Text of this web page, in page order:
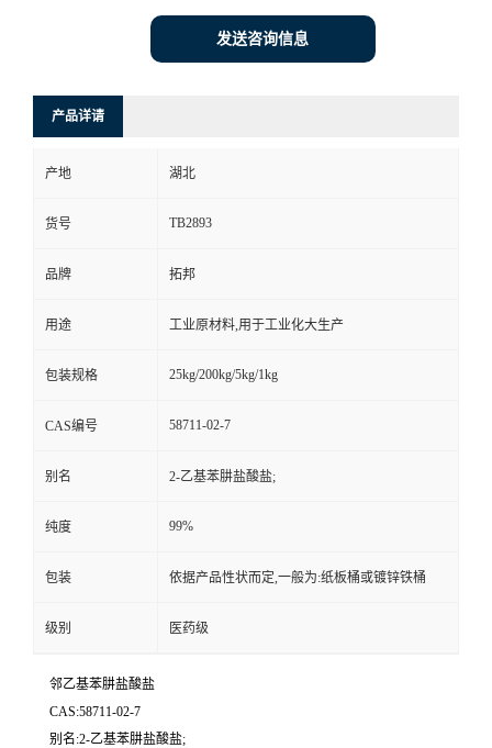
发送咨询信息
产品详请
产地 湖北
货号 TB2893
品牌 拓邦
用途 工业原材料,用于工业化大生产
包装规格 25kg/200kg/5kg/1kg
CAS编号 58711-02-7
别名 2-乙基苯肼盐酸盐;
纯度 99%
包装 依据产品性状而定,一般为:纸板桶或镀锌铁桶
级别 医药级
邻乙基苯肼盐酸盐
CAS:58711-02-7
别名:2-乙基苯肼盐酸盐;